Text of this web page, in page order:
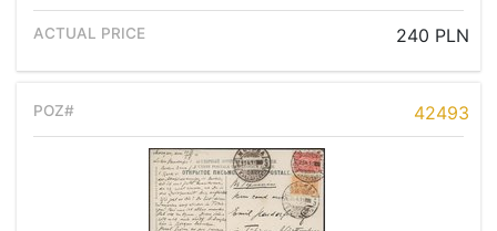
240 PLN
42493